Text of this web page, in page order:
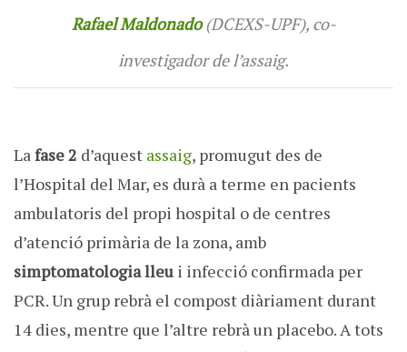
Rafael Maldonado(DCEXS-UPF), co-
investigador de l’assaig.
Lafase 2 d’aquest assaig, promugut des de
l’Hospital del Mar, es durà a terme en pacients
ambulatoris del propi hospital o de centres
d’atenció primària de la zona, amb
simptomatologia lleu i infecció confirmada per
PCR. Un grup rebrà el compost diàriament durant
14 dies, mentre que l’altre rebrà un placebo. A tots